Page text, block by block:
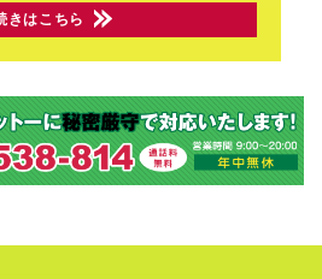
きはこちら